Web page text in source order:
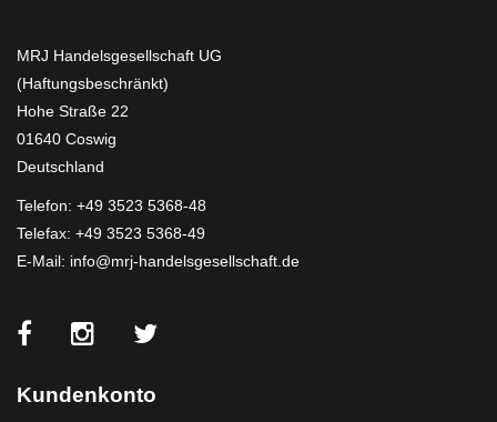
MRJ Handelsgesellschaft UG
(Haftungsbeschränkt)
Hohe Straße 22
01640 Coswig
Deutschland
Telefon: +49 3523 5368-48
Telefax: +49 3523 5368-49
E-Mail: info@mrj-handelsgesellschaft.de
Kundenkonto